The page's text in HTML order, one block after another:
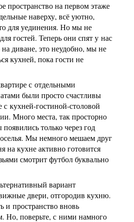
пространство на первом этаже
наверху, всё уютно,
для уединения. Но мы не
гостей. Теперь они спят у нас
диване, это неудобно, мы не
кухней, пока гости не
с отдельными
были просто счастливы
с кухней-гостиной-столовой
Много места, так просторно
только через год
Мы немного мешаем друг
на кухне активно готовится
смотрит футбол буквально
вариант
двери, отгородив кухню.
пространство вновь
Но, поверьте, с ними намного